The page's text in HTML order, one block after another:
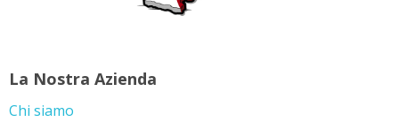
La Nostra Azienda
Chi siamo